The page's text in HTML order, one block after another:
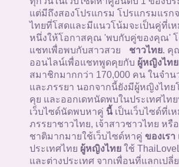
แต่มีถึงสองโปรแกรม โปรแกรมแร
ไทยที่โสดและมีแนวโน้มจะเป็นคู่ที่
หนึ่งให้โอกาสคุณ 'พบกับคู่ของคุณ' โ
แชทเพื่อพบกับสาวสวย
ชาวไทย. คุ
ออนไลน์เพื่อแชทพูดคุยกับ ผู้หญิงไทย
สมาชิกมากกว่า 170,000 คน ในจำ
และภรรยา นอกจากนี้ยังมีผู้หญิงไท
คุย และออกเดทนัดพบในประเทศไท
เว็บไซด์นัดพบหาคู่ นี้เป็นเว็บไซด์ที่เ
ภรรยาชาวไทย, เจ้าสาวชาวไทย ห
ชาติมากมายใช้เว็บไซด์หาคู่ ของเรา
ประเทศไทย ผู้หญิงไทยใช้
และต่างประเทศ จากเพื่อนที่แลกเป